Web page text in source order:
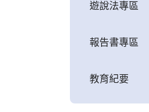
遊說法專區
報告書專區
教育紀要